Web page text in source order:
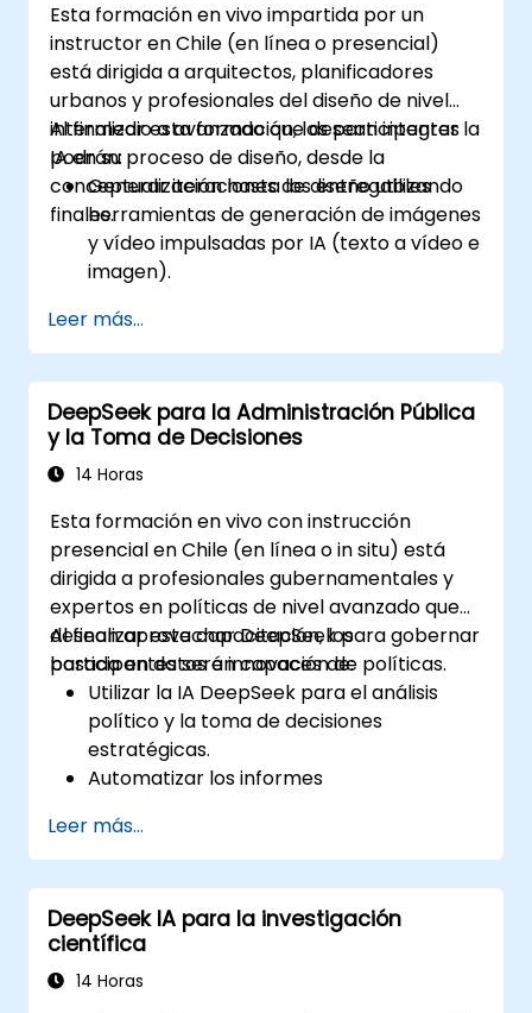
Esta formación en vivo impartida por un
instructor en Chile (en línea o presencial)
está dirigida a arquitectos, planificadores
urbanos y profesionales del diseño de nivel
intermedio a avanzado que desean integrar la
IA en su proceso de diseño, desde la
conceptualización hasta los entregables
finales.
Al finalizar esta formación, los participantes
podrán:
Generar iteraciones de diseño utilizando
herramientas de generación de imágenes
y vídeo impulsadas por IA (texto a vídeo e
imagen).
secciones, alzados y selecciones de
materiales.
Asegurar el cumplimiento normativo
mediante la validación del diseño
impulsada por IA.
Integrar flujos de trabajo con IA en Revit y
Leer más...
DeepSeek para la Administración Pública
y la Toma de Decisiones
14 Horas
Esta formación en vivo con instrucción
presencial en Chile (en línea o in situ) está
dirigida a profesionales gubernamentales y
expertos en políticas de nivel avanzado que
desean aprovechar DeepSeek para gobernar
basada en datos e innovación de políticas.
Al finalizar esta capacitación, los
participantes serán capaces de:
Utilizar la IA DeepSeek para el análisis
político y la toma de decisiones
estratégicas.
Automatizar los informes
transparencia de los datos.
Aplicar información derivada de la IA para
la innovación del sector público.
Fomentar la participación ciudadana
mediante soluciones basadas en IA.
Leer más...
DeepSeek IA para la investigación
científica
14 Horas